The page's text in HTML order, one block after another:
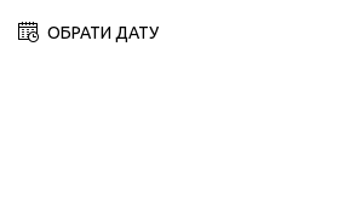
ОБРАТИ ДАТУ